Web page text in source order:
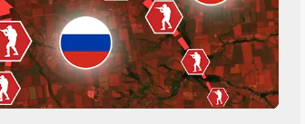
05:28
Mute Settings
Enter